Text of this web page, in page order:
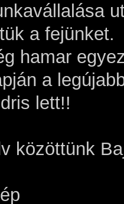
a fejünket.
hamar
a
lett!!
közöttünk